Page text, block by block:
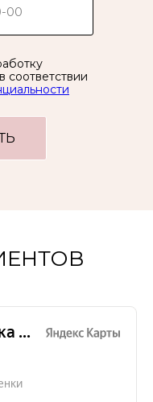
соответствии